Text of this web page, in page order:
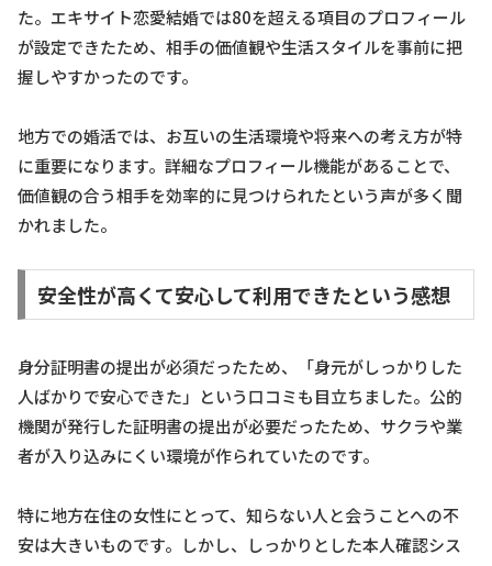
た。エキサイト恋愛結婚では80を超える項目のプロフィール
が設定できたため、相手の価値観や生活スタイルを事前に把
握しやすかったのです。
地方での婚活では、お互いの生活環境や将来への考え方が特
に重要になります。詳細なプロフィール機能があることで、
価値観の合う相手を効率的に見つけられたという声が多く聞
かれました。
安全性が高くて安心して利用できたという感想
身分証明書の提出が必須だったため、「身元がしっかりした
人ばかりで安心できた」という口コミも目立ちました。公的
機関が発行した証明書の提出が必要だったため、サクラや業
者が入り込みにくい環境が作られていたのです。
特に地方在住の女性にとって、知らない人と会うことへの不
安は大きいものです。しかし、しっかりとした本人確認シス